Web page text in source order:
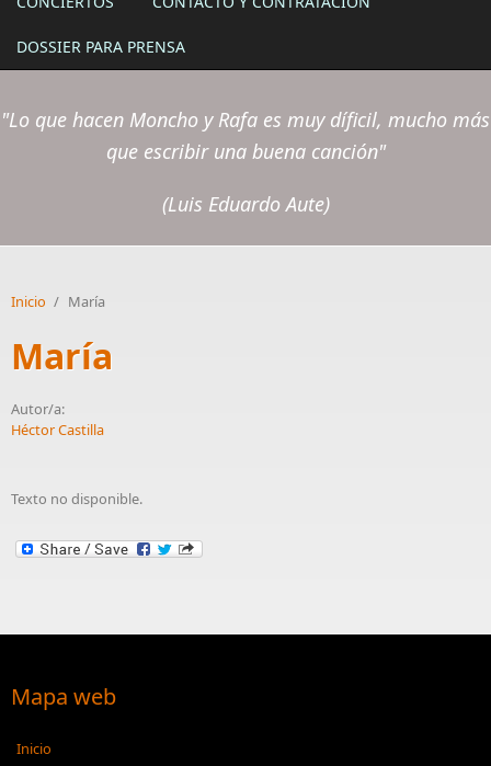
DOSSIER PARA PRENSA
"Lo que hacen Moncho y Rafa es muy díficil, mucho más
que escribir una buena canción"
(Luis Eduardo Aute)
Inicio / María
María
Autor/a:
Héctor Castilla
Texto no disponible.
Mapa web
Inicio